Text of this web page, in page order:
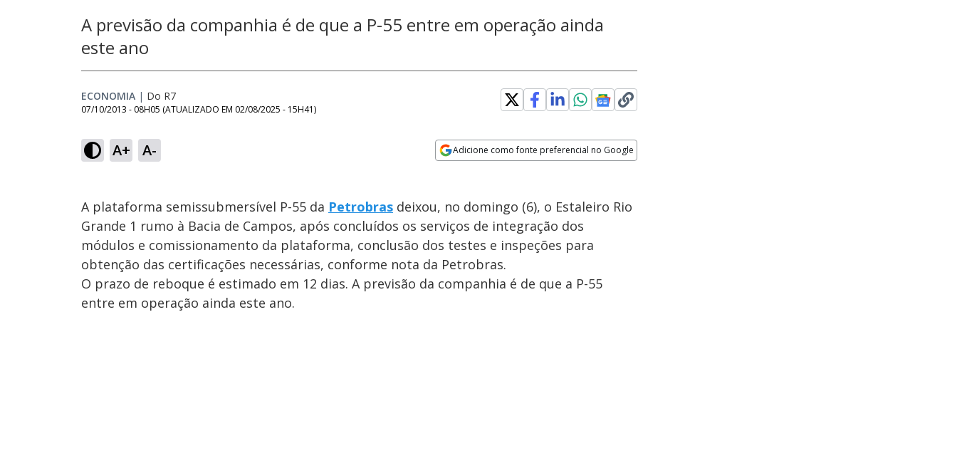
A previsão da companhia é de que a P-55 entre em operação ainda
este ano
ECONOMIA | Do R7
07/10/2013 - 08H05 (ATUALIZADO EM 02/08/2025 - 15H41)
A+ A- Adicione como fonte preferencial no Google
A plataforma semissubmersível P-55 da Petrobras deixou, no domingo (6), o Estaleiro Rio
Grande 1 rumo à Bacia de Campos, após concluídos os serviços de integração dos
módulos e comissionamento da plataforma, conclusão dos testes e inspeções para
obtenção das certificações necessárias, conforme nota da Petrobras.
O prazo de reboque é estimado em 12 dias. A previsão da companhia é de que a P-55
entre em operação ainda este ano.